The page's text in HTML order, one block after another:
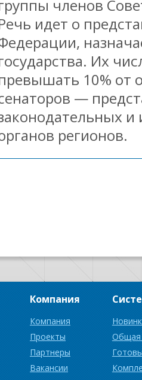
членов
идет о
Их
10% от
—
регионов.
Компания
Компания
Проекты
Партнеры
Вакансии
Общая